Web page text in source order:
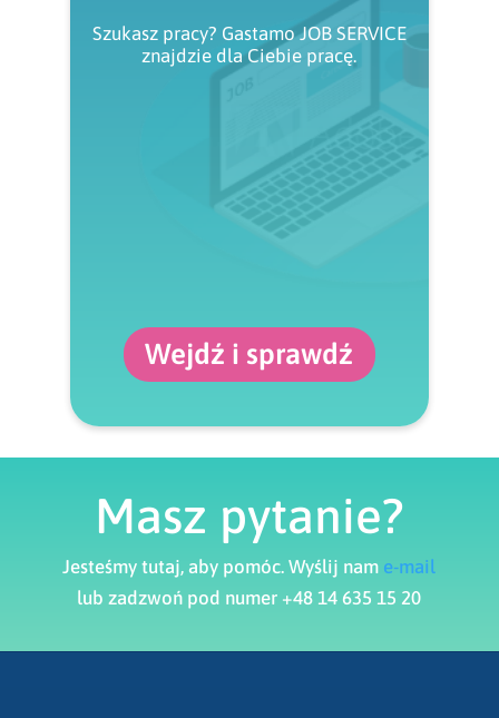
Szukasz pracy? Gastamo JOB SERVICE
znajdzie dla Ciebie pracę.
Wejdź i sprawdź
Masz pytanie?
Jesteśmy tutaj, aby pomóc. Wyślij nam e-mail
lub zadzwoń pod numer +48 14 635 15 20